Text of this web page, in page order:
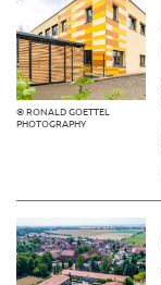
© RONALD GOETTEL
PHOTOGRAPHY